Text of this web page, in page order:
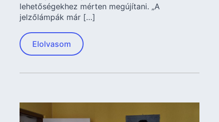
lehetőségekhez mérten megújítani. „A
jelzőlámpák már […]
Elolvasom